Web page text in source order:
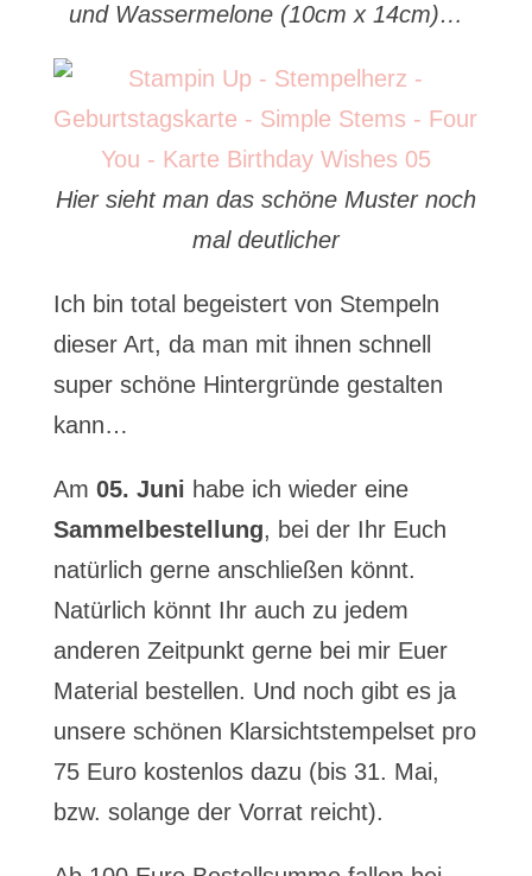
und Wassermelone (10cm x 14cm)…
Hier sieht man das schöne Muster noch
mal deutlicher
Ich bin total begeistert von Stempeln
dieser Art, da man mit ihnen schnell
super schöne Hintergründe gestalten
kann…
Am 05. Juni habe ich wieder eine
Sammelbestellung, bei der Ihr Euch
natürlich gerne anschließen könnt.
Natürlich könnt Ihr auch zu jedem
anderen Zeitpunkt gerne bei mir Euer
Material bestellen. Und noch gibt es ja
unsere schönen Klarsichtstempelset pro
75 Euro kostenlos dazu (bis 31. Mai,
bzw. solange der Vorrat reicht).